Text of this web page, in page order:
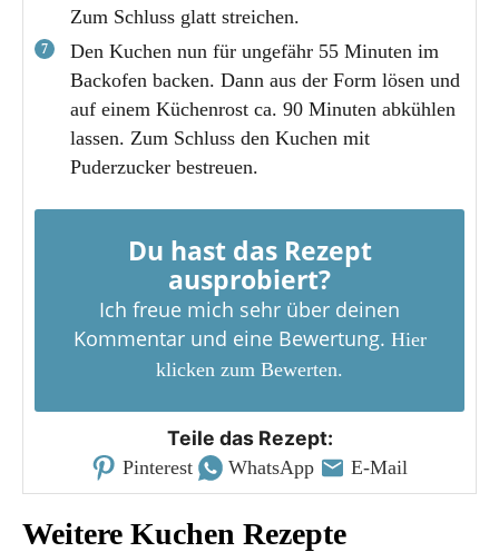
Zum Schluss glatt streichen.
Den Kuchen nun für ungefähr 55 Minuten im
Backofen backen. Dann aus der Form lösen und
auf einem Küchenrost ca. 90 Minuten abkühlen
lassen. Zum Schluss den Kuchen mit
Puderzucker bestreuen.
Du hast das Rezept
ausprobiert?
Ich freue mich sehr über deinen
Kommentar und eine Bewertung. Hier
klicken zum Bewerten.
Teile das Rezept:
Pinterest WhatsApp E-Mail
Weitere Kuchen Rezepte